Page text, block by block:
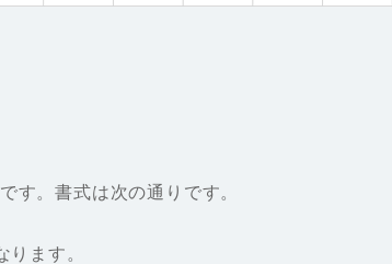
す。書式は次の通りです。
ます。